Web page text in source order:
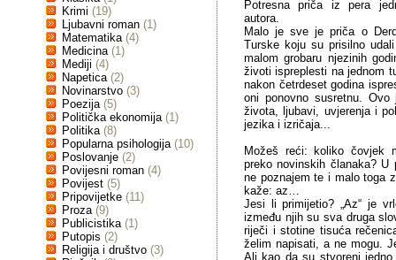
Krimi (19)
Ljubavni roman (1)
Matematika (4)
Medicina (1)
Mediji (4)
Napetica (2)
Novinarstvo (3)
Poezija (5)
Politička ekonomija (1)
Politika (8)
Popularna psihologija (10)
Poslovanje (2)
Povijesni roman (4)
Povijest (5)
Pripovijetke (11)
Proza (9)
Publicistika (1)
Putopis (2)
Religija i društvo (3)
Potresna priča iz pera
autora.
Malo je sve je priča o
Turske koju su prisilno
malom grobaru njezinih
životi ispreplesti na jednom
nakon četrdeset godina
oni ponovno susretnu.
života, ljubavi, uvjerenja i
jezika i izričaja...
Možeš reći: koliko čovjek
preko novinskih članaka?
ne poznajem te i malo toga
kaže: az…
Jesi li primijetio? „Az“ je
između njih su sva druga
riječi i stotine tisuća
želim napisati, a ne mogu.
Ali kao da su stvoreni